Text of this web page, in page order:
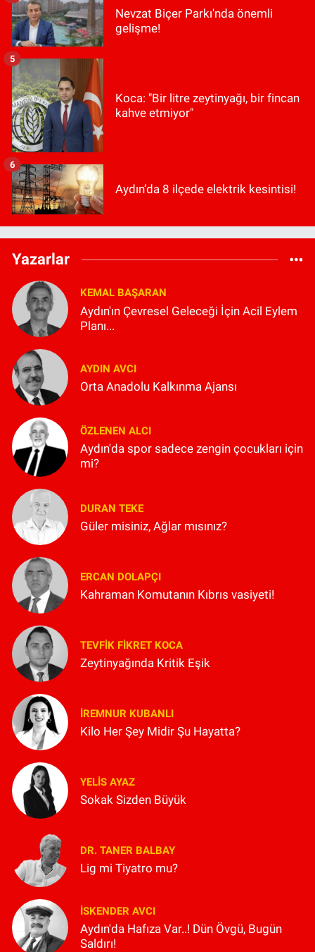
Nevzat Biçer Parkı'nda önemli
gelişme!
Koca: "Bir litre zeytinyağı, bir fincan
kahve etmiyor"
5
Aydın’da 8 ilçede elektrik kesintisi!
6
Yazarlar
KEMAL BAŞARAN
Aydın'ın Çevresel Geleceği İçin Acil Eylem
Planı...
AYDIN AVCI
Orta Anadolu Kalkınma Ajansı
ÖZLENEN ALCI
Aydın'da spor sadece zengin çocukları için
mi?
DURAN TEKE
Güler misiniz, Ağlar mısınız?
ERCAN DOLAPÇI
Kahraman Komutanın Kıbrıs vasiyeti!
TEVFIK FIKRET KOCA
Zeytinyağında Kritik Eşik
İREMNUR KUBANLI
Kilo Her Şey Midir Şu Hayatta?
YELIS AYAZ
Sokak Sizden Büyük
DR. TANER BALBAY
Lig mi Tiyatro mu?
İSKENDER AVCI
Aydın'da Hafıza Var..! Dün Övgü, Bugün
Saldırı!